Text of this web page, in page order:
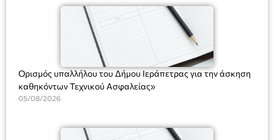
(Ν. 5314/2026).»
Ορισμός υπαλλήλου του Δήμου Ιεράπετρας για την άσκηση
καθηκόντων Τεχνικού Ασφαλείας»
05/08/2026